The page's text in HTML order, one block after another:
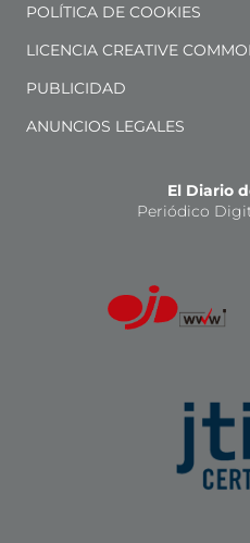
POLÍTICA DE COOKIES
LICENCIA CREATIVE
PUBLICIDAD
ANUNCIOS LEGALES
El Diario
Periódico